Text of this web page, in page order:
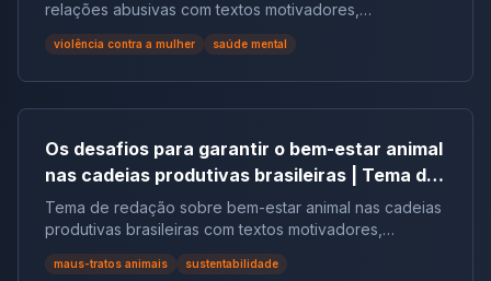
relações abusivas com textos motivadores,
repertórios, argumentos e modelos.
violência contra a mulher saúde mental
Os desafios para garantir o bem-estar animal
nas cadeias produtivas brasileiras | Tema de
redação
Tema de redação sobre bem-estar animal nas cadeias
produtivas brasileiras com textos motivadores,
repertórios, argumentos e modelos.
maus-tratos animais sustentabilidade